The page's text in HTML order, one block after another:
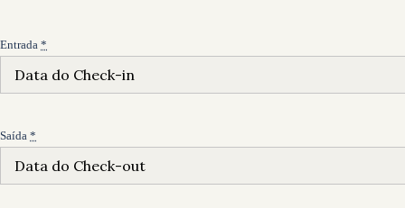
Entrada *
Saída *